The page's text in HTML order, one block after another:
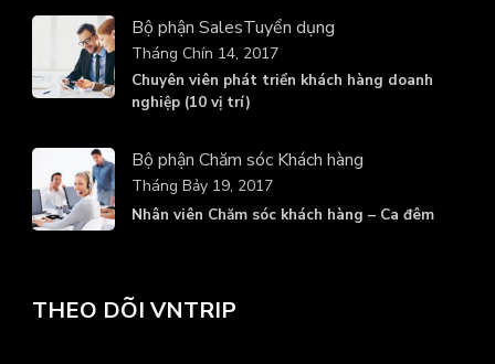
Bộ phận SalesTuyển dụng
Chuyên viên phát triển khách hàng doanh
nghiệp (10 vị trí)
Tháng Chín 14, 2017
Bộ phận Chăm sóc Khách hàng
Nhân viên Chăm sóc khách hàng – Ca đêm
Tháng Bảy 19, 2017
THEO DÕI VNTRIP